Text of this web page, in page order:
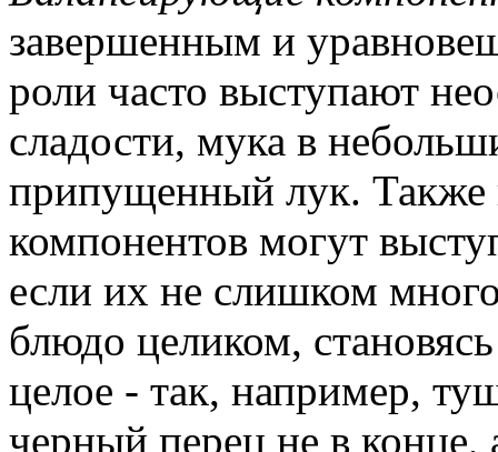
завершенным и
роли часто выступают
сладости, мука в
припущенный лук. Также
компонентов могут
если их не слишком
блюдо целиком,
целое - так, например,
черный перец не в конце,